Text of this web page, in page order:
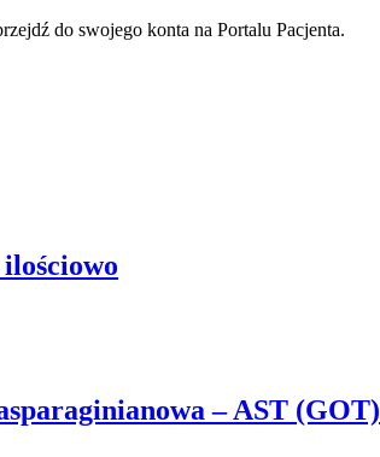
do swojego konta na Portalu Pacjenta.
– AST (GOT)